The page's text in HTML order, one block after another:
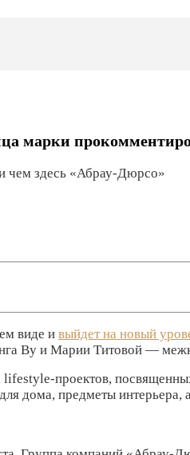
марки
чем здесь «Абрау-Дюрсо»
виде и выйдет на новый
Ву и Марии Титовой —
lifestyle-проектов,
дома, предметы